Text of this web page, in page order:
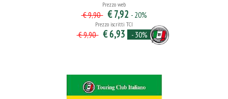
Prezzo web
€ 9,90 € 7,92 - 20%
Prezzo iscritti TCI
€ 9,90 € 6,93 - 30%